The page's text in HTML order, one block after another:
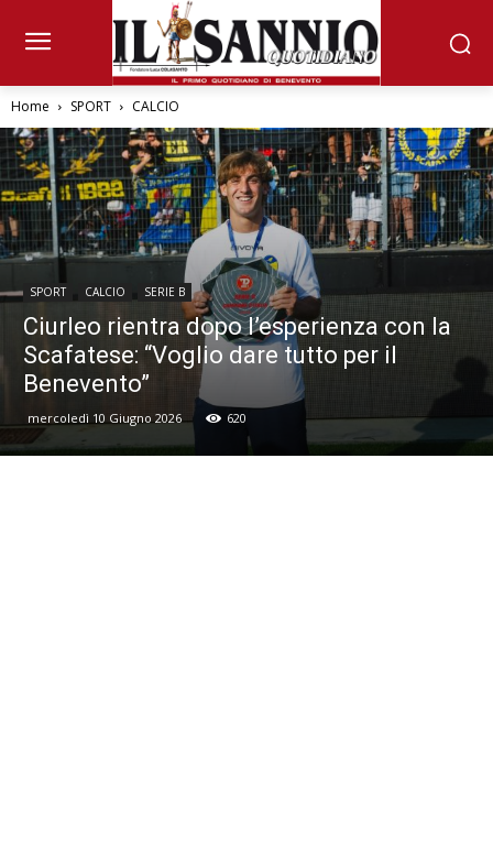
Home SPORT CALCIO
SPORT CALCIO SERIE B
Ciurleo rientra dopo l’esperienza con la
Scafatese: “Voglio dare tutto per il
Benevento”
mercoledì 10 Giugno 2026 620